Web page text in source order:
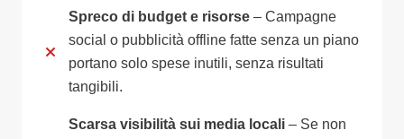
Spreco di budget e risorse – Campagne
social o pubblicità offline fatte senza un piano
portano solo spese inutili, senza risultati
tangibili.
Scarsa visibilità sui media locali – Se non